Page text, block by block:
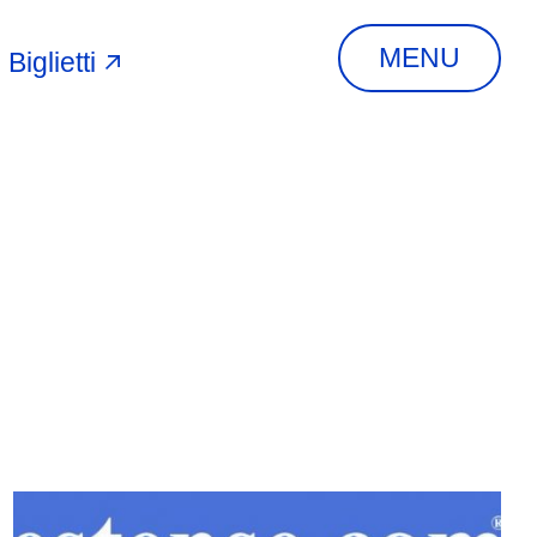
Biglietti MENU